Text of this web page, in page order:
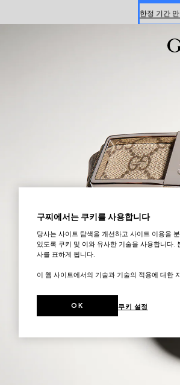
한정 기간
구찌에서는 쿠키를 사용합니다
당사는 사이트 탐색을 개선하고 사이트 이용을
있도록 쿠키 및 이와 유사한 기술을 사용합니다.
사를 표하게 됩니다.
이 웹 사이트에서의 기술과 기술의 적용에 대한
쿠키 설정
OK